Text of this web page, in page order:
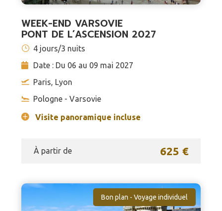
WEEK-END VARSOVIE
PONT DE L’ASCENSION 2027
4 jours/3 nuits
Date : Du 06 au 09 mai 2027
Paris, Lyon
Pologne - Varsovie
Visite panoramique incluse
À partir de 625 €
Bon plan - Voyage individuel